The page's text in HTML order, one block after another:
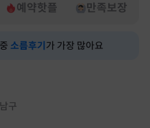
예약핫플 만족보장
중 소름후기 가 가장 많아요
구